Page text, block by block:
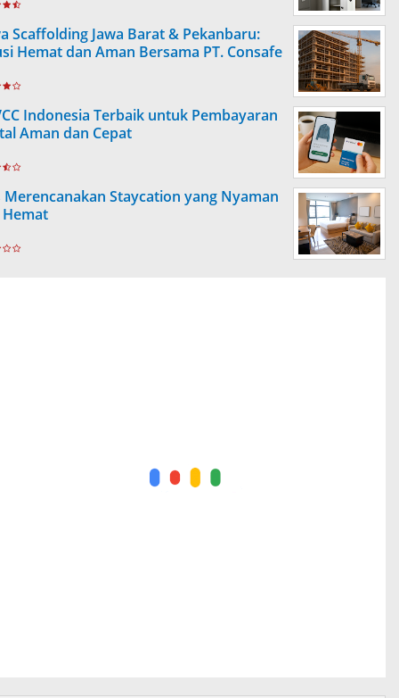
Scaffolding Jawa Barat & Pekanbaru:
Hemat dan Aman Bersama PT. Consafe
Indonesia Terbaik untuk Pembayaran
Aman dan Cepat
Merencanakan Staycation yang Nyaman